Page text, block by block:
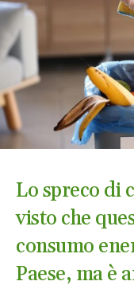
Lo spreco di
visto che
consumo
Paese, ma è